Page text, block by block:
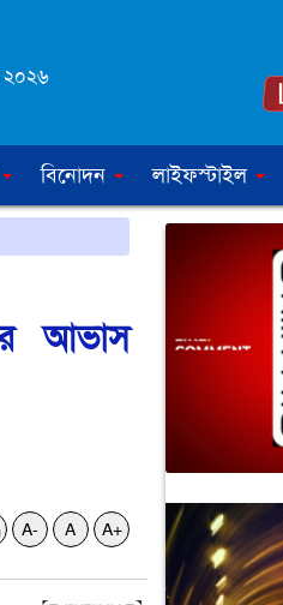
২০২৬
বিনোদন লাইফস্টাইল
আভাস
A- A A+